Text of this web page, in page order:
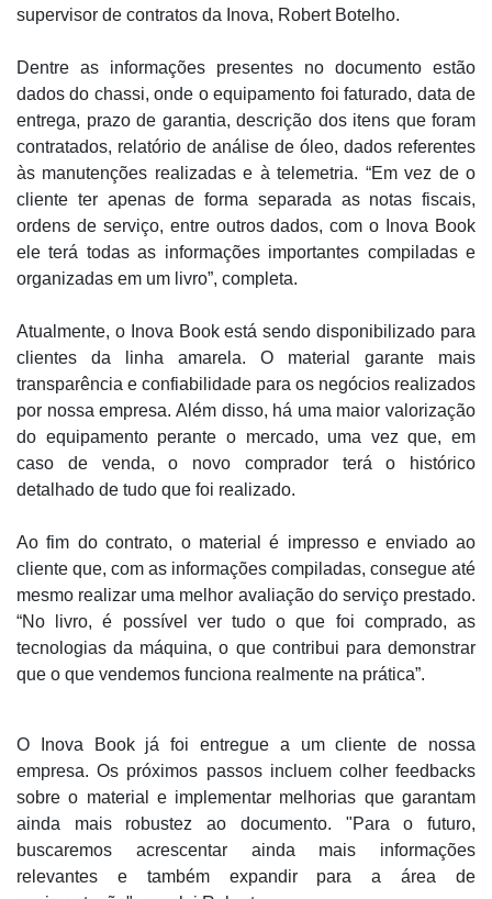
supervisor de contratos da Inova, Robert Botelho.
Dentre as informações presentes no documento estão
dados do chassi, onde o equipamento foi faturado, data de
entrega, prazo de garantia, descrição dos itens que foram
contratados, relatório de análise de óleo, dados referentes
às manutenções realizadas e à telemetria. “Em vez de o
cliente ter apenas de forma separada as notas fiscais,
ordens de serviço, entre outros dados, com o Inova Book
ele terá todas as informações importantes compiladas e
organizadas em um livro”, completa.
Atualmente, o Inova Book está sendo disponibilizado para
clientes da linha amarela. O material garante mais
transparência e confiabilidade para os negócios realizados
por nossa empresa. Além disso, há uma maior valorização
do equipamento perante o mercado, uma vez que, em
caso de venda, o novo comprador terá o histórico
detalhado de tudo que foi realizado.
Ao fim do contrato, o material é impresso e enviado ao
cliente que, com as informações compiladas, consegue até
mesmo realizar uma melhor avaliação do serviço prestado.
“No livro, é possível ver tudo o que foi comprado, as
tecnologias da máquina, o que contribui para demonstrar
que o que vendemos funciona realmente na prática”.
O Inova Book já foi entregue a um cliente de nossa
empresa. Os próximos passos incluem colher feedbacks
sobre o material e implementar melhorias que garantam
ainda mais robustez ao documento. "Para o futuro,
buscaremos acrescentar ainda mais informações
relevantes e também expandir para a área de